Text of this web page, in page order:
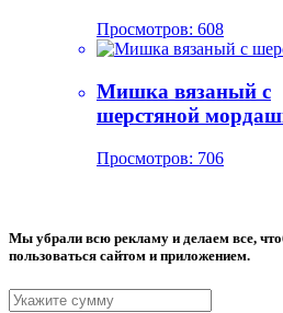
Просмотров: 608
Мишка вязаный с
шерстяной
Просмотров: 706
Мы убрали всю рекламу и делаем все,
пользоваться сайтом и приложением.